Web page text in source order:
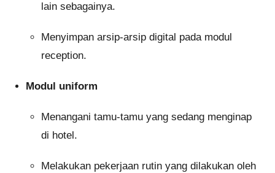
lain sebagainya.
Menyimpan arsip-arsip digital pada modul
reception.
Modul uniform
Menangani tamu-tamu yang sedang menginap
di hotel.
Melakukan pekerjaan rutin yang dilakukan oleh